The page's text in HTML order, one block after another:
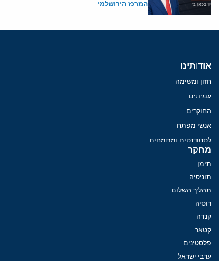
המרכז הירושלמי
אודותינו
חזון ומשימה
עמיתים
החוקרים
אנשי מפתח
לסטודנטים ומתמחים
מחקר
תימן
תוניסיה
תהליך השלום
רוסיה
קנדה
קטאר
פלסטינים
ערבי ישראל